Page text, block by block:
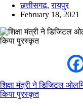
छत्तीसगढ़,रायपुर
February 18, 2021
शिक्षा मंत्री ने डिजिटल
किया पुरस्कृत